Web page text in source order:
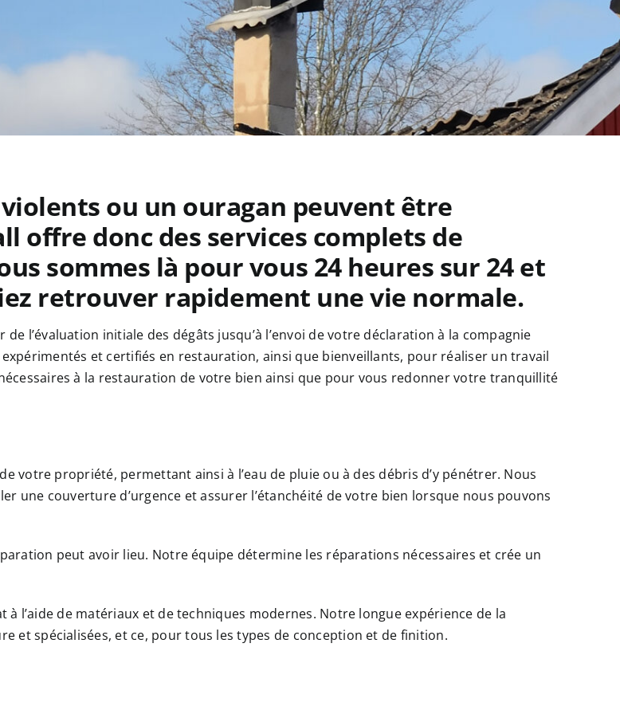
ou un ouragan peuvent être
offre donc des services complets de
sommes là pour vous 24 heures sur 24 et
retrouver rapidement une vie normale.
l’évaluation initiale des dégâts jusqu’à l’envoi de votre déclaration à la compagnie
et certifiés en restauration, ainsi que bienveillants, pour réaliser un travail
à la restauration de votre bien ainsi que pour vous redonner votre tranquillité
votre propriété, permettant ainsi à l’eau de pluie ou à des débris d’y pénétrer. Nous
une couverture d’urgence et assurer l’étanchéité de votre bien lorsque nous pouvons
peut avoir lieu. Notre équipe détermine les réparations nécessaires et crée un
l’aide de matériaux et de techniques modernes. Notre longue expérience de la
et spécialisées, et ce, pour tous les types de conception et de finition.